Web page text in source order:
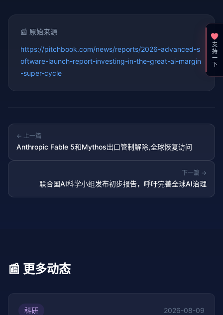
📰 原始来源
https://pitchbook.com/news/reports/2026-advanced-s
oftware-launch-report-investing-in-the-great-ai-margin
-super-cycle
← 上一篇
Anthropic Fable 5和Mythos出口管制解除,全球恢复访问
下一篇 →
联合国AI科学小组发布初步报告，呼吁完善全球AI治理
📰 更多动态
科研 2026-08-09
支持一下